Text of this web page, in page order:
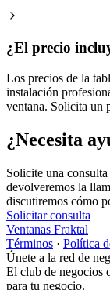
¿El precio
Los precios de la
instalación
ventana. Solicita un
¿Necesita
Solicite una
devolveremos la
discutiremos cómo
Solicitar consulta
Ventanas Fraktal
Términos · Política
Únete a la red de
El club de negocios
para tu negocio.